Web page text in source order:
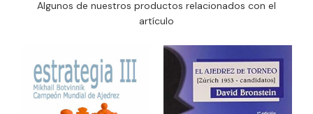
Algunos de nuestros productos relacionados con el
artículo